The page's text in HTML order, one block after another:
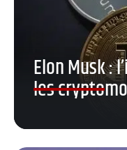
Elon Musk :
les